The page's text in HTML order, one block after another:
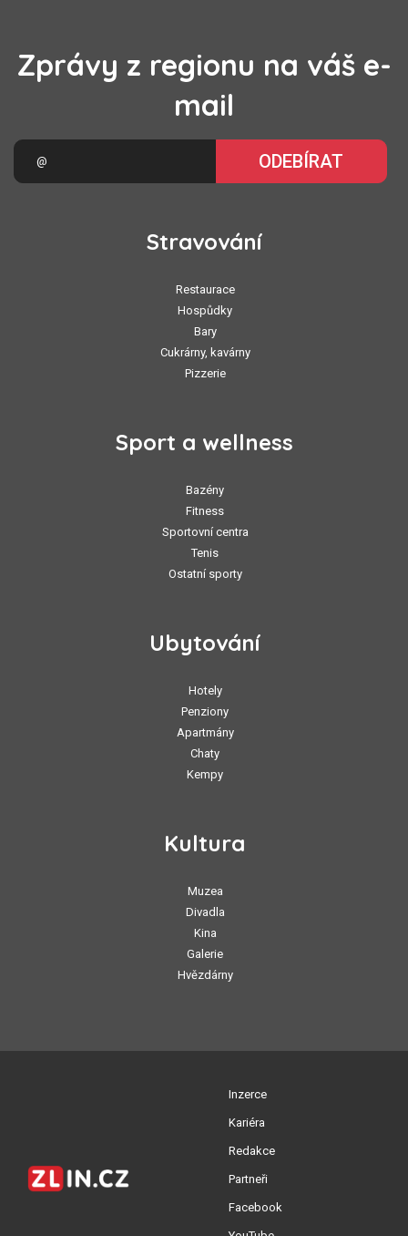
Zprávy z regionu na váš e-
mail
ODEBÍRAT
Stravování
Restaurace
Hospůdky
Bary
Cukrárny, kavárny
Pizzerie
Sport a wellness
Bazény
Fitness
Sportovní centra
Tenis
Ostatní sporty
Ubytování
Hotely
Penziony
Apartmány
Chaty
Kempy
Kultura
Muzea
Divadla
Kina
Galerie
Hvězdárny
Inzerce
Kariéra
Redakce
Partneři
Facebook